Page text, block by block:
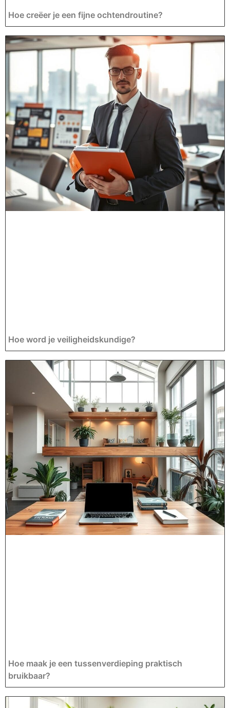
Hoe creëer je een fijne ochtendroutine?
Hoe word je veiligheidskundige?
Hoe maak je een tussenverdieping praktisch
bruikbaar?